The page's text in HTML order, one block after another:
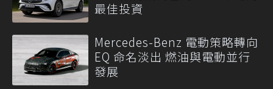
最佳投資
Mercedes-Benz 電動策略轉向
EQ 命名淡出 燃油與電動並行
發展